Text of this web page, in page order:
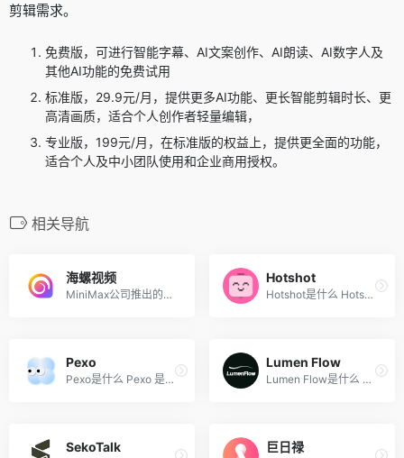
剪辑需求。
免费版，可进行智能字幕、AI文案创作、AI朗读、AI数字人及
其他AI功能的免费试用
标准版，29.9元/月，提供更多AI功能、更长智能剪辑时长、更
高清画质，适合个人创作者轻量编辑，
专业版，199元/月，在标准版的权益上，提供更全面的功能，
适合个人及中小团队使用和企业商用授权。
相关导航
海螺视频
MiniMax公司推出的AI视频生成...
Hotshot
Hotshot是什么 Hotshot是一个...
Pexo
Pexo是什么 Pexo 是&nbsp;AI ...
Lumen Flow
Lumen Flow是什么 Lumen Flow...
SekoTalk 巨日禄